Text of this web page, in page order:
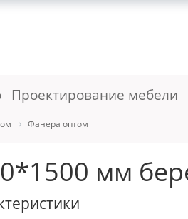
Проектирование мебели
Фанера оптом
мм